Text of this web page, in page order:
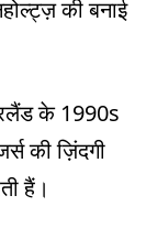
की बनाई
के 1990s
की ज़िंदगी
हैं।